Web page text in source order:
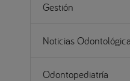
Gestión
Noticias
Odontopediatría